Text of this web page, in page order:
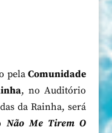
pelaComunidade
, no Auditório
da Rainha, será
Não Me Tirem O